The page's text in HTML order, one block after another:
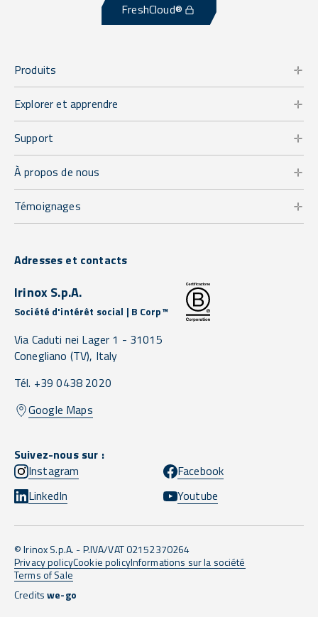
FreshCloud®
Produits
Explorer et apprendre
Support
À propos de nous
Témoignages
Adresses et contacts
Irinox S.p.A.
Société d'intérêt social | B Corp™
Via Caduti nei Lager 1 - 31015
Conegliano (TV), Italy
Tél. +39 0438 2020
Google Maps
Suivez-nous sur :
Instagram
Facebook
LinkedIn
Youtube
© Irinox S.p.A. - P.IVA/VAT 02152370264
Privacy policyCookie policyInformations sur la société
Terms of Sale
Creditswe-go